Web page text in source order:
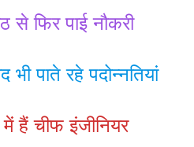
से फिर पाई नौकरी
पाते रहे पदोन्नतियां
हैं चीफ इंजीनियर